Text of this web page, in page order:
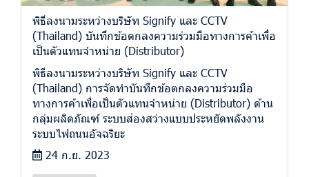
พิธีลงนามระหว่างบริษัท Signify และ CCTV
(Thailand) บันทึกข้อตกลงความร่วมมือทางการค้าเพื่อ
เป็นตัวแทนจำหน่าย (Distributor)
พิธีลงนามระหว่างบริษัท Signify และ CCTV
(Thailand) การจัดทำบันทึกข้อตกลงความร่วมมือ
ทางการค้าเพื่อเป็นตัวแทนจำหน่าย (Distributor) ด้าน
กลุ่มผลิตภัณฑ์ ระบบส่องสว่างแบบประหยัดพลังงาน
ระบบไฟถนนอัจฉริยะ
24 ก.ย. 2023